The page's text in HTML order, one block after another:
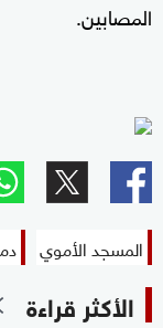
المصابين.
المسجد الأموي
الأكثر قراءة